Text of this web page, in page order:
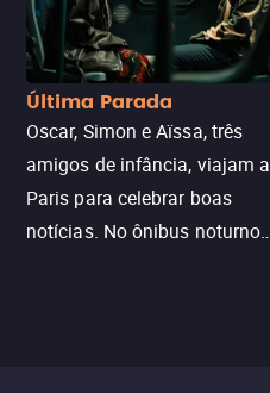
Última Parada
Oscar, Simon e Aïssa, três
amigos de infância, viajam a
Paris para celebrar boas
notícias. No ônibus noturno